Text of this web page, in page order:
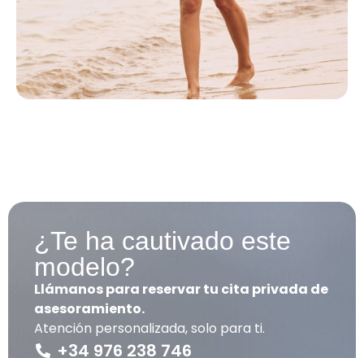
¿Te ha cautivado este
modelo?
Llámanos para reservar tu cita privada de
asesoramiento.
Atención personalizada, solo para ti.
+34 976 238 746